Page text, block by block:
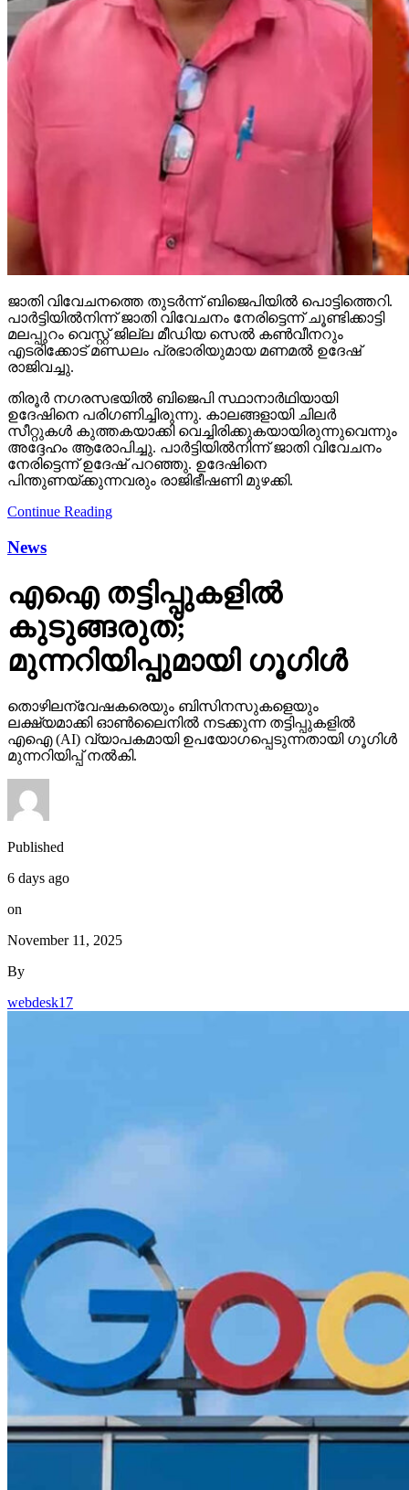
ജാതി വിവേചനത്തെ തുടര്‍ന്ന് ബിജെപിയില്‍ പൊട്ടിത്തെറി.
പാര്‍ട്ടിയില്‍നിന്ന് ജാതി വിവേചനം നേരിട്ടെന്ന് ചൂണ്ടിക്കാട്ടി
മലപ്പുറം വെസ്റ്റ് ജില്ല മീഡിയ സെല്‍ കണ്‍വീനറും
എടരിക്കോട് മണ്ഡലം പ്രഭാരിയുമായ മണമല്‍ ഉദേഷ്
രാജിവച്ചു.
തിരൂര്‍ നഗരസഭയില്‍ ബിജെപി സ്ഥാനാര്‍ഥിയായി
ഉദേഷിനെ പരിഗണിച്ചിരുന്നു. കാലങ്ങളായി ചിലര്‍
സീറ്റുകള്‍ കുത്തകയാക്കി വെച്ചിരിക്കുകയായിരുന്നുവെന്നും
അദ്ദേഹം ആരോപിച്ചു. പാര്‍ട്ടിയില്‍നിന്ന് ജാതി വിവേചനം
നേരിട്ടെന്ന് ഉദേഷ് പറഞ്ഞു. ഉദേഷിനെ
പിന്തുണയ്ക്കുന്നവരും രാജിഭീഷണി മുഴക്കി.
Continue Reading
News
എഐ തട്ടിപ്പുകളില്‍
കുടുങ്ങരുത്;
മുന്നറിയിപ്പുമായി ഗൂഗിള്‍
തൊഴിലന്വേഷകരെയും ബിസിനസുകളെയും
ലക്ഷ്യമാക്കി ഓണ്‍ലൈനില്‍ നടക്കുന്ന തട്ടിപ്പുകളില്‍
എഐ (AI) വ്യാപകമായി ഉപയോഗപ്പെടുന്നതായി ഗൂഗിള്‍
മുന്നറിയിപ്പ് നല്‍കി.
Published
6 days ago
on
November 11, 2025
By
webdesk17